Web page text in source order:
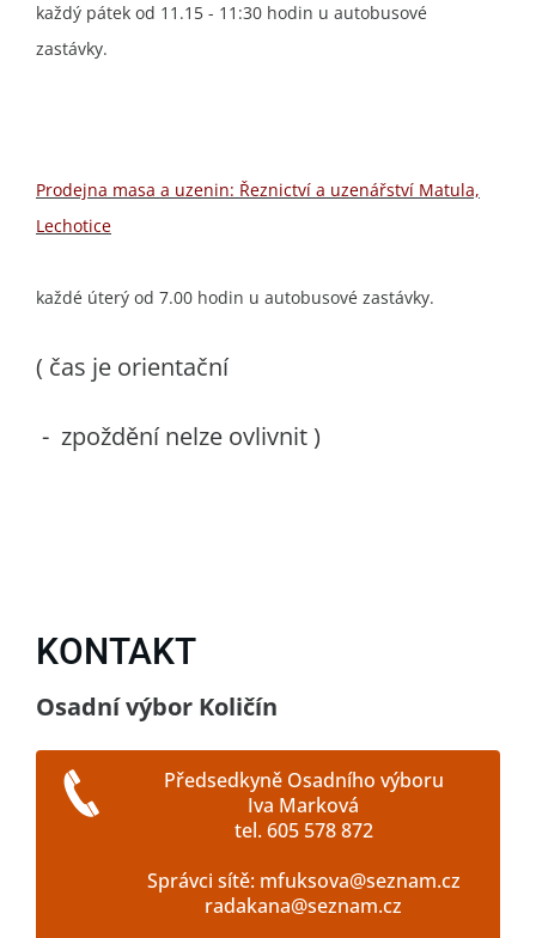
každý pátek od 11.15 - 11:30 hodin u autobusové
zastávky.
Prodejna masa a uzenin: Řeznictví a uzenářství Matula,
Lechotice
každé úterý od 7.00 hodin u autobusové zastávky.
( čas je orientační
- zpoždění nelze ovlivnit )
KONTAKT
Osadní výbor Količín
Předsedkyně Osadního výboru
Iva Marková
tel. 605 578 872
Správci sítě: mfuksova@seznam.cz
radakana@seznam.cz